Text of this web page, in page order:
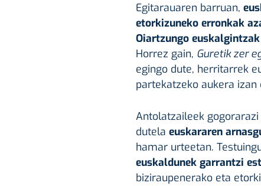
Egitarauaren barruan,
etorkizuneko erronkak
Oiartzungo euskalgintzak
Horrez gain, Guretik zer
egingo dute, herritarrek
partekatzeko aukera izan
Antolatzaileek
dutela euskararen
hamar urteetan.
euskaldunek garrantzi
biziraupenerako eta